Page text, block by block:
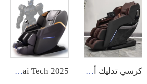
كرسي تدليك أوتوماتيكي Ghe Healthcare تحكم صوتي جاذبية صفرية تسخين نسيج عميق ثلاثي الأبعاد Robot Leg Control Sillon Masajeador zero Gravity 4d Electrico Espalda Y Cuello Dubai Tech 2025